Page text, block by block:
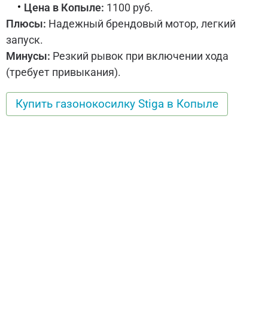
Цена в Копыле: 1100 руб.
Плюсы: Надежный брендовый мотор, легкий
запуск.
Минусы: Резкий рывок при включении хода
(требует привыкания).
Купить газонокосилку Stiga в Копыле